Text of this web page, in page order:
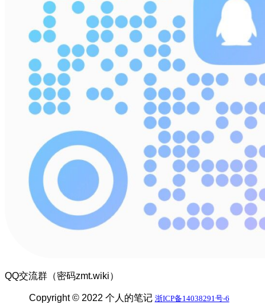
QQ交流群（密码zmt.wiki）
Copyright © 2022 个人的笔记 浙ICP备14038291号-6